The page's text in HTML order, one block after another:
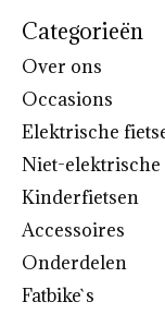
Categorieën
Over ons
Occasions
Elektrische
Niet-elektrische
Kinderfietsen
Accessoires
Onderdelen
Fatbike`s